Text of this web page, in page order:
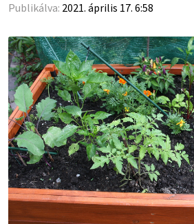
Publikálva: 2021. április 17. 6:58